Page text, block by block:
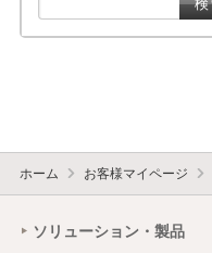
ホーム お客様マイページ
ソリューション・製品